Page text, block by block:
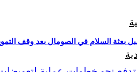
بعثة السلام في الصومال بعد وقف